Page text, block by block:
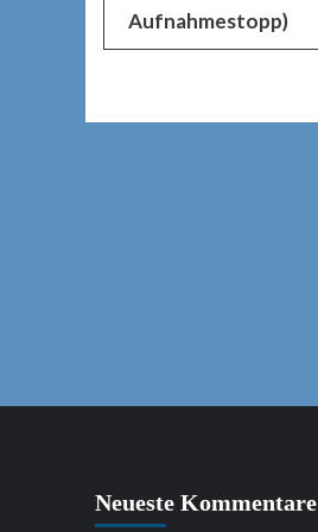
Aufnahmestopp)
Neueste Kommentare